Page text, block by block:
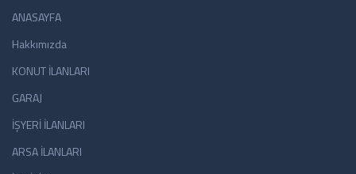
ANASAYFA
Hakkımızda
KONUT İLANLARI
GARAJ
İŞYERİ İLANLARI
ARSA İLANLARI